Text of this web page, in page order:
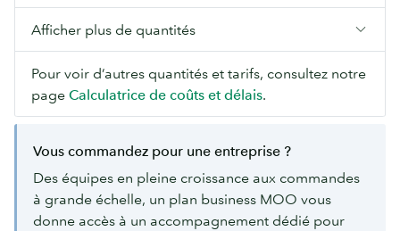
Afficher plus de quantités
Pour voir d’autres quantités et tarifs, consultez notre
page Calculatrice de coûts et délais.
Vous commandez pour une entreprise ?
Des équipes en pleine croissance aux commandes
à grande échelle, un plan business MOO vous
donne accès à un accompagnement dédié pour